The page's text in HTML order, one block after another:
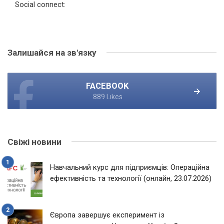
Social connect:
Залишайся на зв'язку
FACEBOOK
889 Likes
Свіжі новини
Навчальний курс для підприємців: Операційна
ефективність та технології (онлайн, 23.07.2026)
Європа завершує експеримент із